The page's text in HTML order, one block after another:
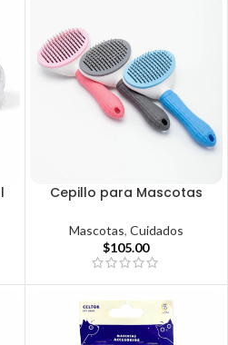
Cepillo para Mascotas
Mascotas, Cuidados
$105.00